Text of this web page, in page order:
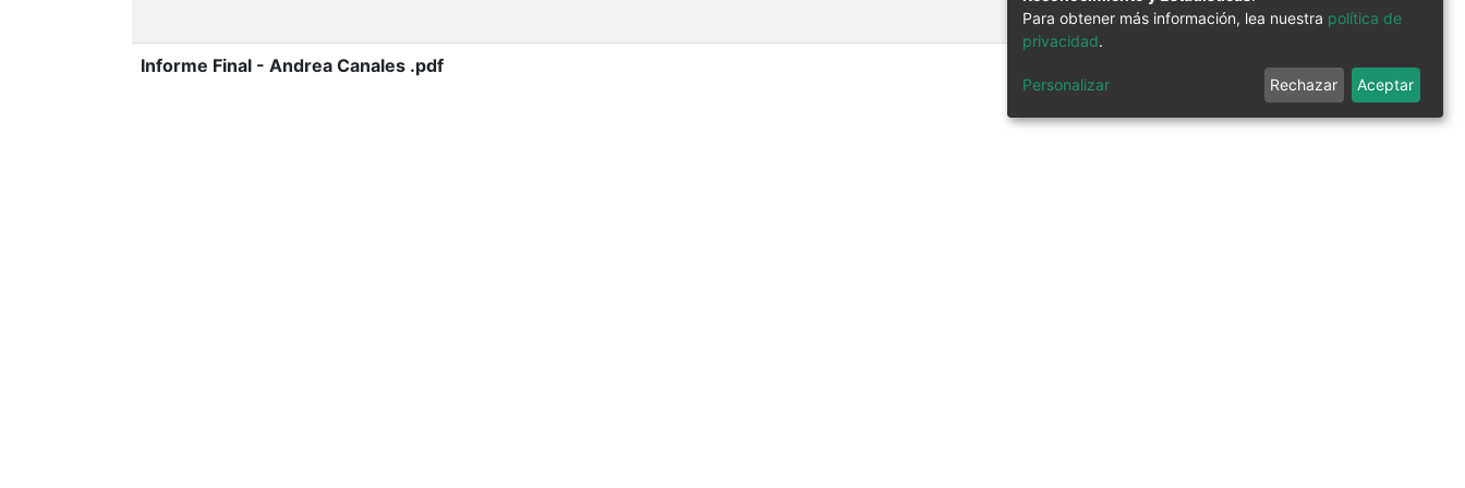
views
Informe Final - Andrea Canales .pdf
Para obtener más información, lea nuestra política de
privacidad.
Personalizar Rechazar Aceptar